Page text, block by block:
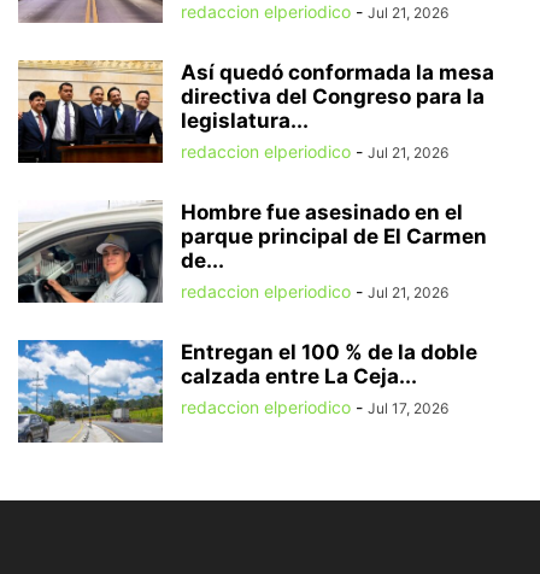
redaccion elperiodico - Jul 21, 2026
Así quedó conformada la mesa
directiva del Congreso para la
legislatura...
redaccion elperiodico - Jul 21, 2026
Hombre fue asesinado en el
parque principal de El Carmen
de...
redaccion elperiodico - Jul 21, 2026
Entregan el 100 % de la doble
calzada entre La Ceja...
redaccion elperiodico - Jul 17, 2026